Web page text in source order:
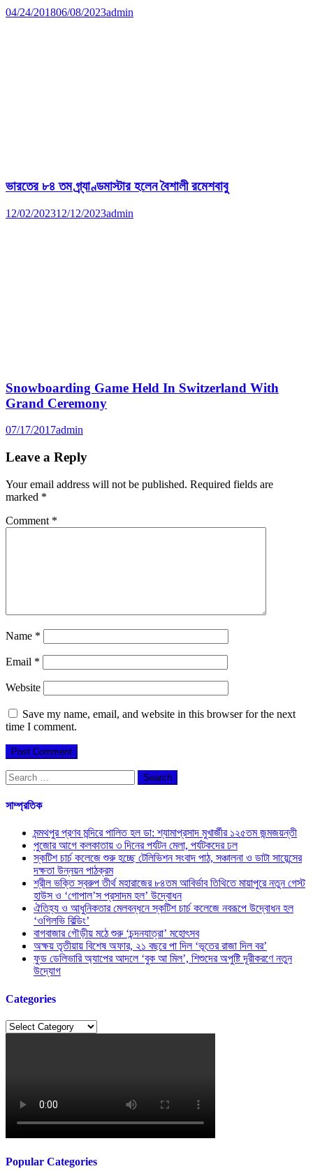
04/24/201806/08/2023admin
ভারতের ৮৪ তম গ্র্যাণ্ডমাস্টার হলেন বৈশালী রমেশবাবু
12/02/202312/12/2023admin
Snowboarding Game Held In Switzerland With
Grand Ceremony
07/17/2017admin
Leave a Reply
Your email address will not be published. Required fields are
marked *
Comment *
Name *
Email *
Website
Save my name, email, and website in this browser for the next
time I comment.
Search
for:
সাম্প্রতিক
মন্মথপুর প্রণব মন্দিরে পালিত হল ডা: শ্যামাপ্রসাদ মুখার্জীর ১২৫তম জন্মজয়ন্তী
পুজোর আগে কলকাতায় ৩ দিনের পর্যটন মেলা, পর্যটকদের ঢল
স্কটিশ চার্চ কলেজে শুরু হচ্ছে টেলিভিশন সংবাদ পাঠ, সঞ্চালনা ও ডাটা সায়েন্সের
দক্ষতা উন্নয়ন পাঠক্রম
শ্রীল ভক্তি স্বরুপ তীর্থ মহারাজের ৮৪তম আবির্ভাব তিথিতে মায়াপুরে নতুন গেস্ট
হাউস ও ‘গোপাল’স প্রসাদম হল’ উদ্বোধন
ঐতিহ্য ও আধুনিকতার মেলবন্ধনে স্কটিশ চার্চ কলেজে নবরূপে উদ্বোধন হল
‘ওগিলভি বিল্ডিং’
বাগবাজার গৌড়ীয় মঠে শুরু ‘চন্দনযাত্রা’ মহোৎসব
অক্ষয় তৃতীয়ায় বিশেষ অফার, ২১ বছরে পা দিল ‘ভূতের রাজা দিল বর’
ফুড ডেলিভারি অ্যাপের আদলে ‘বুক আ মিল’, শিশুদের অপুষ্টি দূরীকরণে নতুন
উদ্যোগ
Categories
Categories
Popular Categories